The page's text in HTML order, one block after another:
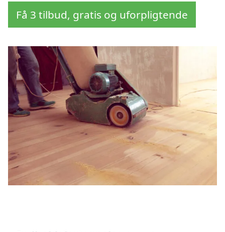
Få 3 tilbud, gratis og uforpligtende